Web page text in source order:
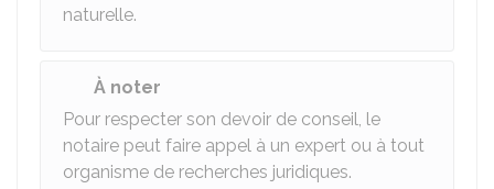
naturelle.
À noter
Pour respecter son devoir de conseil, le
notaire peut faire appel à un expert ou à tout
organisme de recherches juridiques.